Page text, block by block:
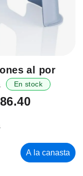
al por
En stock
A la canasta